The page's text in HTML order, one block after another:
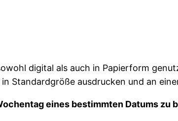
digital als auch in Papierform
Standardgröße ausdrucken und an
eines bestimmten Datums zu